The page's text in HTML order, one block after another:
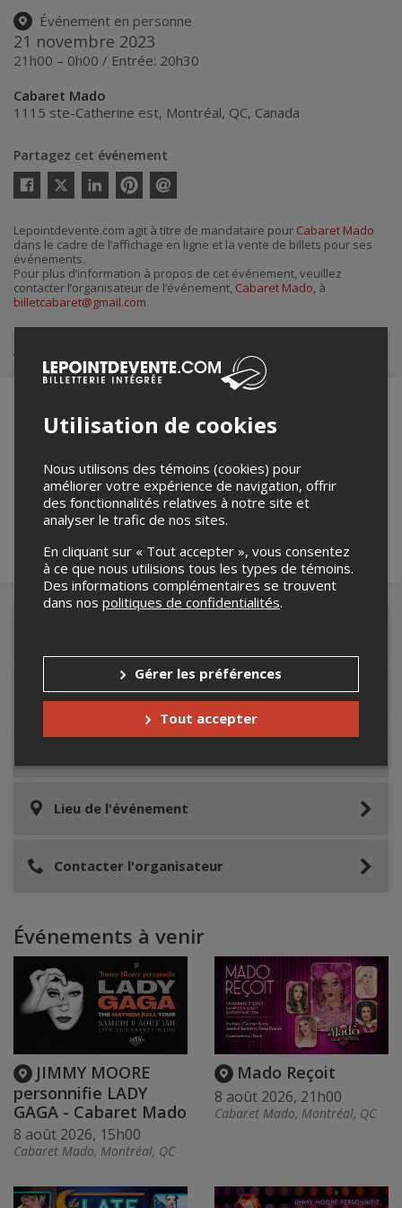
Événement en personne
21 novembre 2023
21h00 – 0h00 / Entrée: 20h30
Cabaret Mado
1115 ste-Catherine est, Montréal, QC, Canada
Partagez cet événement
Twitter
courriel
Lepointdevente.com agit à titre de mandataire pour Cabaret Mado
dans le cadre de l’affichage en ligne et la vente de billets pour ses
événements.
Pour plus d’information à propos de cet événement, veuillez
contacter l’organisateur de l’événement, Cabaret Mado, à
billetcabaret@gmail.com.
Achat de billets
robot ci-bas.
Accès au site de l'événement
Lieu de l'événement
Contacter l'organisateur
Événements à venir
JIMMY MOORE
personnifie LADY
GAGA - Cabaret Mado
8 août 2026, 15h00
Cabaret Mado, Montréal, QC
Mado Reçoit
8 août 2026, 21h00
Cabaret Mado, Montréal, QC
Utilisation de cookies
Nous utilisons des témoins (cookies) pour
améliorer votre expérience de navigation, offrir
des fonctionnalités relatives à notre site et
analyser le trafic de nos sites.
En cliquant sur « Tout accepter », vous consentez
à ce que nous utilisions tous les types de témoins.
Des informations complémentaires se trouvent
dans nos politiques de confidentialités.
Gérer les préférences
Tout accepter